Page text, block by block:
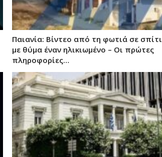
Παιανία: Βίντεο από τη φωτιά σε σπίτι
με θύμα έναν ηλικιωμένο – Οι πρώτες
πληροφορίες…